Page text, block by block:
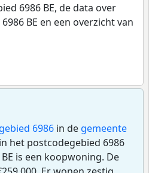
6986 BE, de data over
BE en een overzicht van
6986 in de gemeente
het postcodegebied 6986
is een koopwoning. De